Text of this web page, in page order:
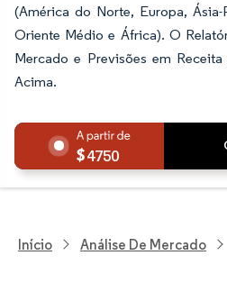
(América do Norte, Europa,
Oriente Médio e África). O
Mercado e Previsões em
Acima.
4750
Início Análise De Mercado